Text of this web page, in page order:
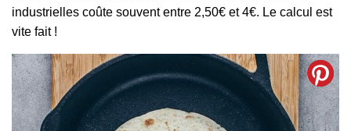
industrielles coûte souvent entre 2,50€ et 4€. Le calcul est
vite fait !